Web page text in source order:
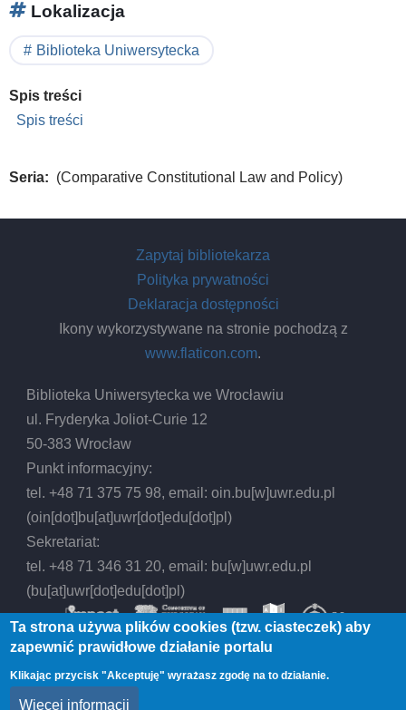
Lokalizacja
Biblioteka Uniwersytecka
Spis treści
Spis treści
Seria (Comparative Constitutional Law and Policy)
Zapytaj bibliotekarza
Polityka prywatności
Deklaracja dostępności
Ikony wykorzystywane na stronie pochodzą z
www.flaticon.com.
Biblioteka Uniwersytecka we Wrocławiu
ul. Fryderyka Joliot-Curie 12
50-383 Wrocław
Punkt informacyjny:
tel. +48 71 375 75 98, email:oin.bu[w]uwr.edu.pl
(oin[dot]bu[at]uwr[dot]edu[dot]pl)
Sekretariat:
tel. +48 71 346 31 20, email: bu[w]uwr.edu.pl
(bu[at]uwr[dot]edu[dot]pl)
© 2026 Biblioteka Uniwersytecka we Wrocławiu,
Ta strona używa plików cookies (tzw. ciasteczek) aby
zapewnić prawidłowe działanie portalu
Klikając przycisk "Akceptuję" wyrażasz zgodę na to działanie.
Więcej informacji